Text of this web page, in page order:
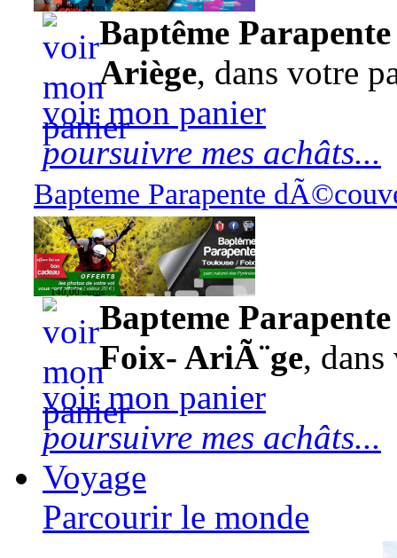
95,00 euros
Baptême
Ariège, dans votre
voir mon panier
poursuivre mes achâts...
Bapteme Parapente
140,00 euros
Bapteme
Foix- AriÃ¨ge,
voir mon panier
poursuivre mes achâts...
Voyage
Parcourir le monde